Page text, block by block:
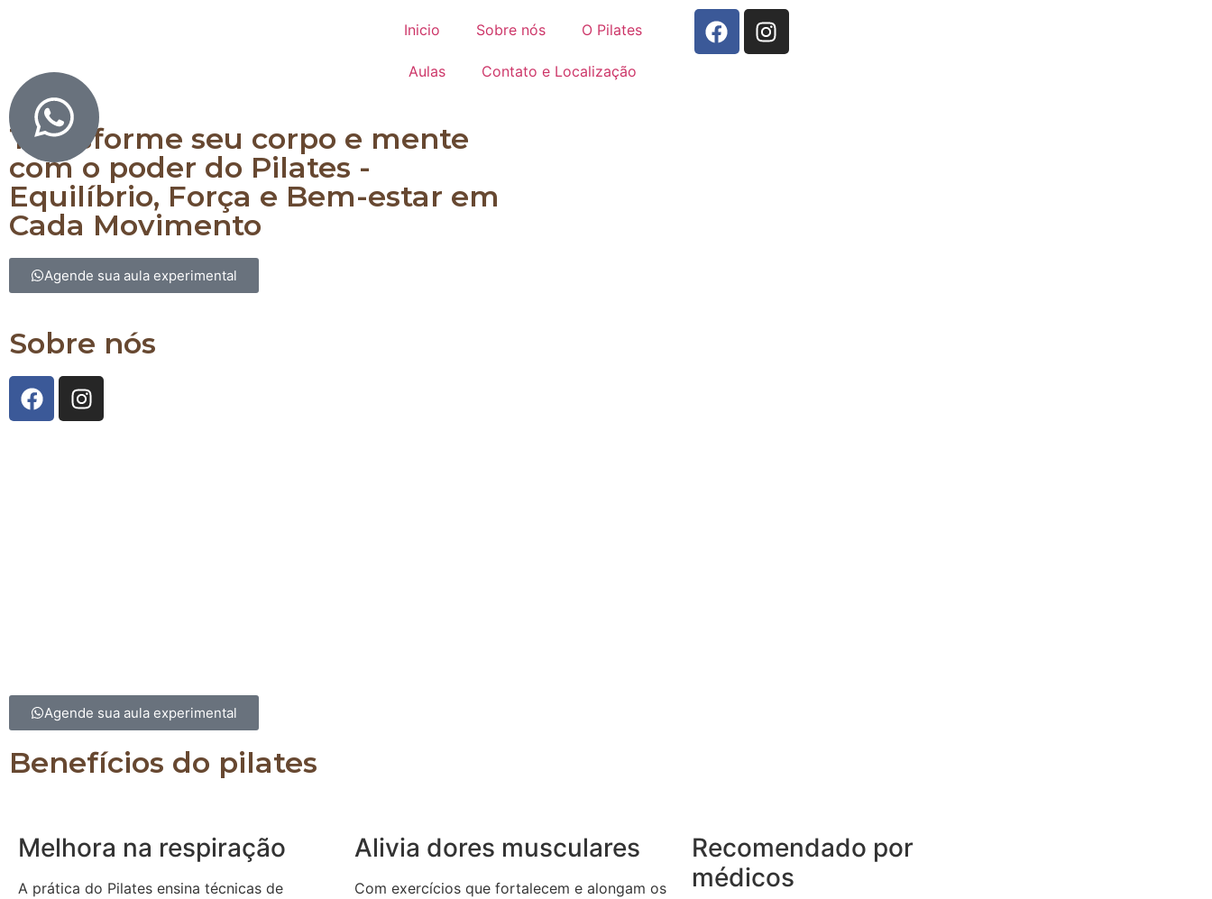
Inicio Sobre nós O Pilates
Aulas Contato e Localização
Equilibre corpo e mente com Pilates
Transforme seu corpo e mente
com o poder do Pilates -
Equilíbrio, Força e Bem-estar em
Cada Movimento
Agende sua aula experimental
Sobre nós
Agende sua aula experimental
Benefícios do pilates
Melhora na respiração
A prática do Pilates ensina técnicas de
Alivia dores musculares
Com exercícios que fortalecem e alongam os
Recomendado por
médicos